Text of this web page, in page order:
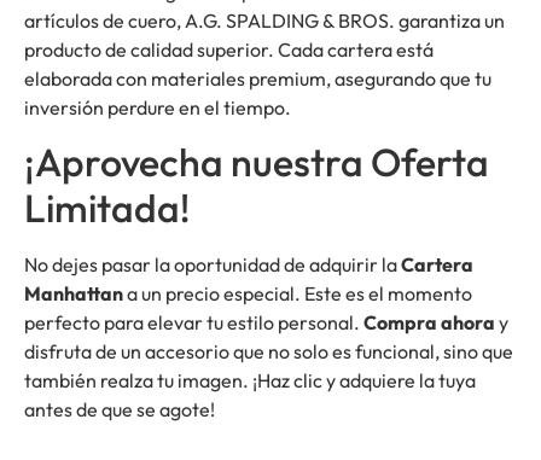
artículos de cuero, A.G. SPALDING & BROS. garantiza un
producto de calidad superior. Cada cartera está
elaborada con materiales premium, asegurando que tu
inversión perdure en el tiempo.
¡Aprovecha nuestra Oferta
Limitada!
No dejes pasar la oportunidad de adquirir laCartera
Manhattana un precio especial. Este es el momento
perfecto para elevar tu estilo personal. Compra ahora y
disfruta de un accesorio que no solo es funcional, sino que
también realza tu imagen. ¡Haz clic y adquiere la tuya
antes de que se agote!